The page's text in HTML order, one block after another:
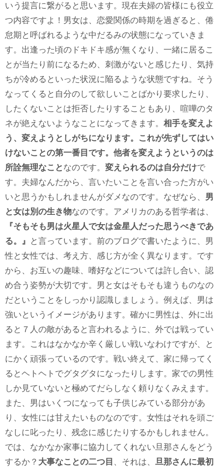
いう提言に繋がると思います。現在夫婦の皆様にも役立
つ内容ですよ！男女は、恋愛関係の時期を過ぎると、倦
怠期と呼ばれるような中だるみの状態になっていきま
す。出逢った頃のドキドキ感が無くなり、一緒に居るこ
とが当たり前になるため、刺激がないと感じたり、気持
ちが冷めるといった状況に陥るような状態ですね。そう
なってくると自分のして欲しいことばかり要求したり、
したくないことは拒否したりすることもあり、喧嘩のタ
ネが絶えないようなことになってきます。 相手を変えよ
う、変えようとしがちになります。これが先ずしてはい
けないことの第一番目です。他者を変えようというのは
所詮無理なこと なのです。 変えられるのは自分だけで
す。夫婦なんだから、言いたいことを言い合った方がい
いと思うかもしれませんがダメなのです。なぜなら、 男
と女は別の生き物なのです。アメリカのある哲学者は、
『そもそも男は火星人で女は金星人だった思うべきであ
る。』
と言っています。前のブログで書いたように、男
性と女性では、考え方、感じ方が全く異なります。です
から、お互いの趣味、嗜好などについては許し合い、認
め合う姿勢が大切です。男と女はそもそも違うものなの
だということをしっかり認識しましょう。例えば、男は
強いというイメージがあります。確かに男性は、外に出
ると７人の敵があると言われるように、外では戦ってい
ます。これはなかなか辛く厳しい戦いなわけですが、と
にかく頑張っているのです。戦い終えて、家に帰ってく
るとヘトヘトでグタグタになったりします。家での男性
しか見ていないと極めてだらしなく頼りなくみえます。
また、男はいくつになっても子供じみている部分があ
り、女性には甘えたいものなのです。女性はそれを頭ご
なしに叱ったり、残念に感じたりするかもしれません。
では、なかなか家事に協力してくれない旦那さんをどう
するか？ 大事なことの二つ目 、それは、 旦那さんに最初